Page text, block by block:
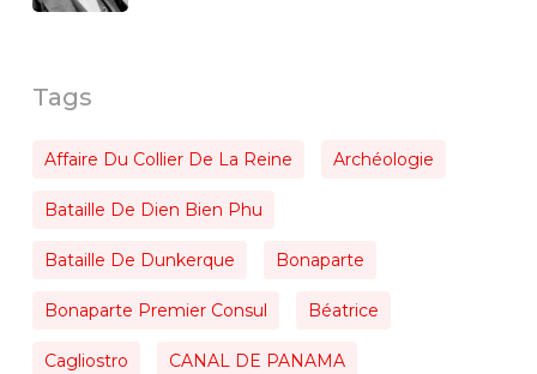
Tags
Affaire Du Collier De La Reine Archéologie
Bataille De Dien Bien Phu
Bataille De Dunkerque Bonaparte
Bonaparte Premier Consul Béatrice
Cagliostro CANAL DE PANAMA